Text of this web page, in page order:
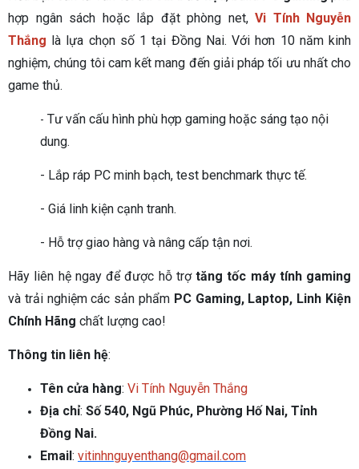
hợp ngân sách hoặc lắp đặt phòng net, Vi Tính Nguyễn
Thắng là lựa chọn số 1 tại Đồng Nai. Với hơn 10 năm kinh
nghiệm, chúng tôi cam kết mang đến giải pháp tối ưu nhất cho
game thủ.
- Tư vấn cấu hình phù hợp gaming hoặc sáng tạo nội
dung.
- Lắp ráp PC minh bạch, test benchmark thực tế.
- Giá linh kiện cạnh tranh.
- Hỗ trợ giao hàng và nâng cấp tận nơi.
Hãy liên hệ ngay để được hỗ trợ tăng tốc máy tính gaming
và trải nghiệm các sản phẩm PC Gaming, Laptop, Linh Kiện
Chính Hãng chất lượng cao!
Thông tin liên hệ:
Tên cửa hàng: Vi Tính Nguyễn Thắng
Địa chỉ: Số 540, Ngũ Phúc, Phường Hố Nai, Tỉnh
Đồng Nai.
Email: vitinhnguyenthang@gmail.com